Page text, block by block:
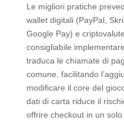
Le migliori pratiche
wallet digitali (PayPal,
Google Pay) e
consigliabile
traduca le chiamate di
comune, facilitando
modificare il core del
dati di carta riduce il
offrire checkout in un